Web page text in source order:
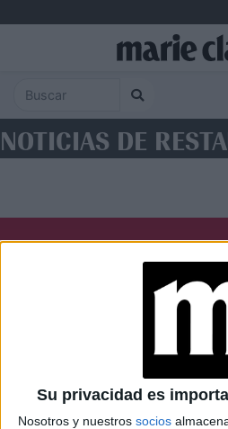
Su privacidad es
Nosotros y nuestros socios
NOTICIAS DE
Caras
Weekend
Look
Luz Mía